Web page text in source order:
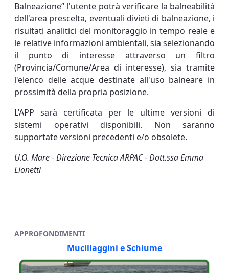
Balneazione” l'utente potrà verificare la balneabilità
dell'area prescelta, eventuali divieti di balneazione, i
risultati analitici del monitoraggio in tempo reale e
le relative informazioni ambientali, sia selezionando
il punto di interesse attraverso un filtro
(Provincia/Comune/Area di interesse), sia tramite
l'elenco delle acque destinate all'uso balneare in
prossimità della propria posizione.
L’APP sarà certificata per le ultime versioni di
sistemi operativi disponibili. Non saranno
supportate versioni precedenti e/o obsolete.
U.O. Mare - Direzione Tecnica ARPAC - Dott.ssa Emma
Lionetti
APPROFONDIMENTI
Mucillaggini e Schiume